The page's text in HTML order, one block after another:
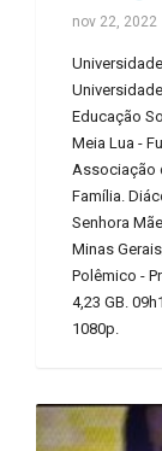
nov 22, 2022
Educação
Meia Lua -
Associação
Família.
Senhora
Minas
Polêmico -
4,23 GB.
1080p.